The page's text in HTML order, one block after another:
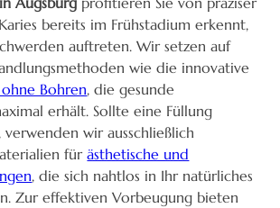
bereits im Frühstadium erkennt,
auftreten. Wir setzen auf
wie die innovative
Bohren, die gesunde
erhält. Sollte eine Füllung
wir ausschließlich
fürästhetische und
, die sich nahtlos in Ihr natürliches
Zur effektiven Vorbeugung bieten